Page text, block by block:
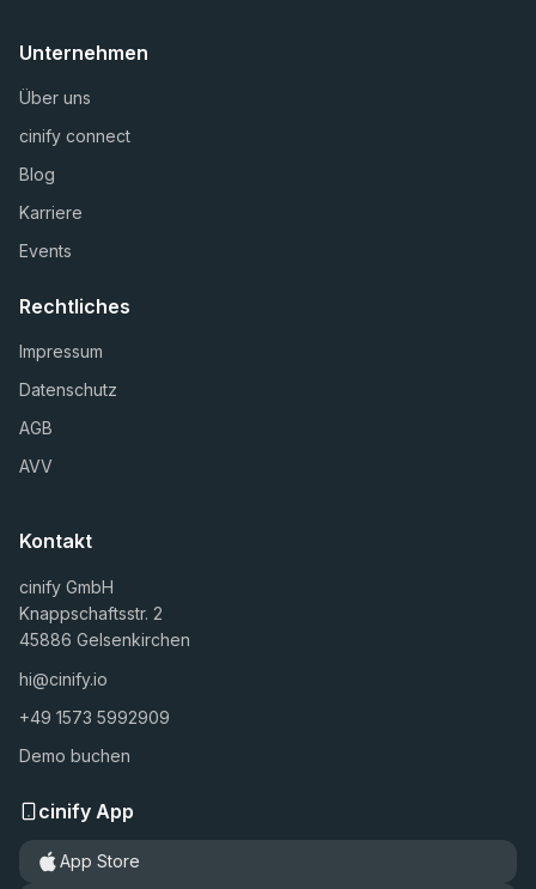
Unternehmen
Über uns
cinify connect
Blog
Karriere
Events
Rechtliches
Impressum
Datenschutz
AGB
AVV
Kontakt
cinify GmbH
Knappschaftsstr. 2
45886 Gelsenkirchen
hi@cinify.io
+49 1573 5992909
Demo buchen
cinify App
App Store